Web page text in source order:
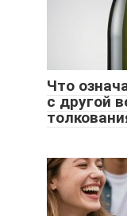
Что
с другой